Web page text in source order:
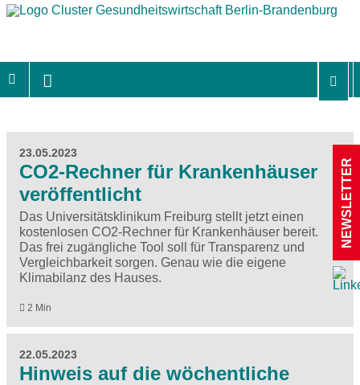
23.05.2023
CO2-Rechner für Krankenhäuser
veröffentlicht
Das Universitätsklinikum Freiburg stellt jetzt einen
kostenlosen CO2-Rechner für Krankenhäuser bereit.
Das frei zugängliche Tool soll für Transparenz und
Vergleichbarkeit sorgen. Genau wie die eigene
Klimabilanz des Hauses.
2 Min
22.05.2023
Hinweis auf die wöchentliche
NEWSLETTER